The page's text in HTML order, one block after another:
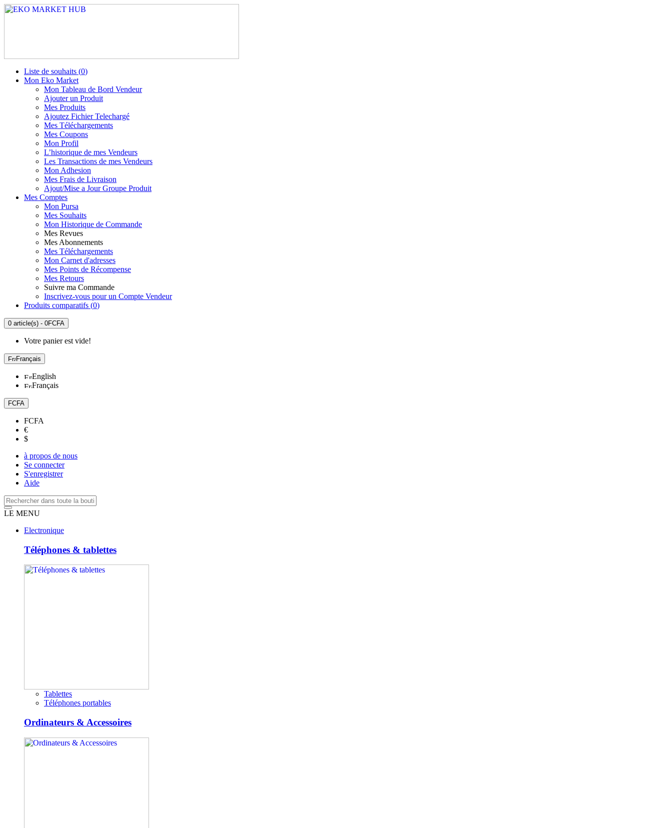
Liste de souhaits (0)
Mon Eko Market
Mon Tableau de Bord Vendeur
Ajouter un Produit
Mes Produits
Ajoutez Fichier Telechargé
Mes Téléchargements
Mes Coupons
Mon Profil
L’historique de mes Vendeurs
Les Transactions de mes Vendeurs
Mon Adhesion
Mes Frais de Livraison
Ajout/Mise a Jour Groupe Produit
Mes Comptes
Mon Pursa
Mes Souhaits
Mon Historique de Commande
Mes Revues
Mes Abonnements
Mes Téléchargements
Mon Carnet d'adresses
Mes Points de Récompense
Mes Retours
Suivre ma Commande
Inscrivez-vous pour un Compte Vendeur
Produits comparatifs (0)
0 article(s) - 0FCFA
Votre panier est vide!
Français
English
Français
FCFA
FCFA
€
$
à propos de nous
Se connecter
S'enregistrer
Aide
LE MENU
Electronique
Téléphones & tablettes
Tablettes
Téléphones portables
Ordinateurs & Accessoires